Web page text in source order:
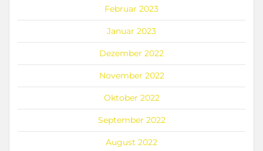
Februar 2023
Januar 2023
Dezember 2022
November 2022
Oktober 2022
September 2022
August 2022